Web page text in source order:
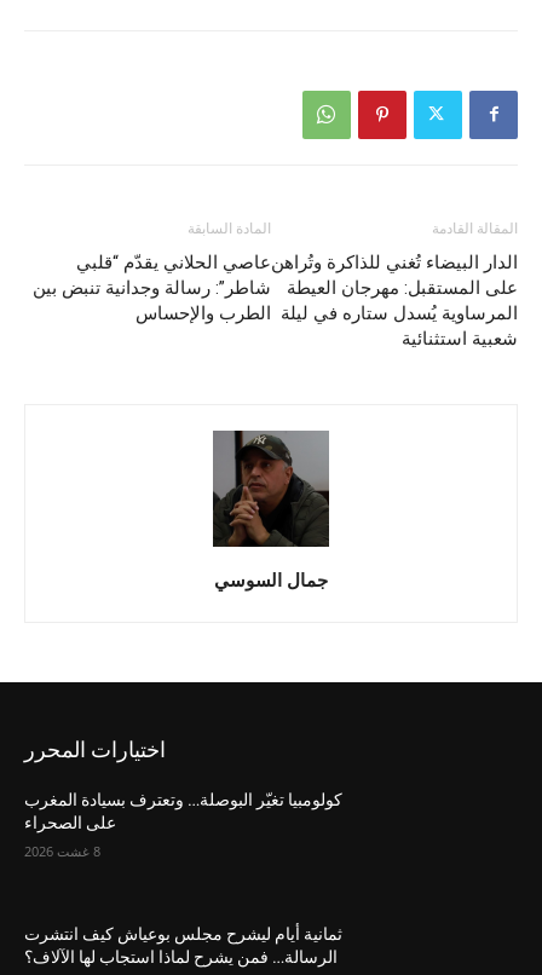
المادة السابقة
عاصي الحلاني يقدّم “قلبي
شاطر”: رسالة وجدانية تنبض بين
الطرب والإحساس
المقالة القادمة
الدار البيضاء تُغني للذاكرة وتُراهن
على المستقبل: مهرجان العيطة
المرساوية يُسدل ستاره في ليلة
شعبية استثنائية
جمال السوسي
اختيارات المحرر
كولومبيا تغيّر البوصلة… وتعترف بسيادة المغرب
على الصحراء
8 غشت 2026
ثمانية أيام ليشرح مجلس بوعياش كيف انتشرت
الرسالة… فمن يشرح لماذا استجاب لها الآلاف؟